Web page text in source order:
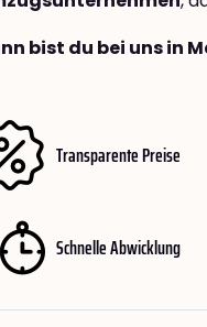
bist du bei uns in
Transparente Preise
Schnelle Abwicklung